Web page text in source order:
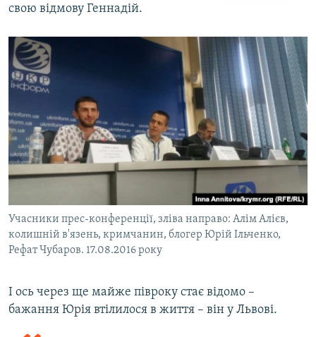
свою відмову Геннадій.
Учасники прес-конференції, зліва направо: Алім Алієв,
колишній в'язень, кримчанин, блогер Юрій Ільченко,
Рефат Чубаров. 17.08.2016 року
І ось через ще майже півроку стає відомо –
бажання Юрія втілилося в життя – він у Львові.